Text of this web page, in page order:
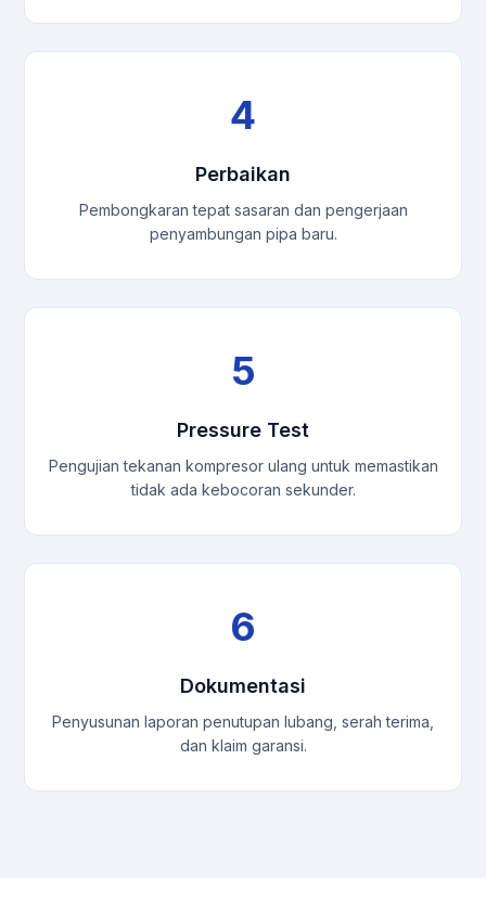
4
Perbaikan
Pembongkaran tepat sasaran dan pengerjaan
penyambungan pipa baru.
5
Pressure Test
Pengujian tekanan kompresor ulang untuk memastikan
tidak ada kebocoran sekunder.
6
Dokumentasi
Penyusunan laporan penutupan lubang, serah terima,
dan klaim garansi.